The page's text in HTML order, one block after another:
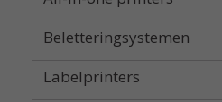
Beletteringsystemen
Labelprinters